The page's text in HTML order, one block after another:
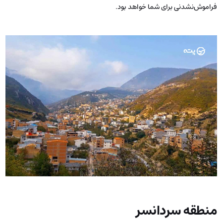
فراموش‌نشدنی برای شما خواهد بود.
منطقه سردانسر